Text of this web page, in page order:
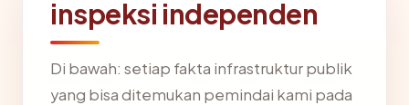
inspeksi independen
Di bawah: setiap fakta infrastruktur publik
yang bisa ditemukan pemindai kami pada